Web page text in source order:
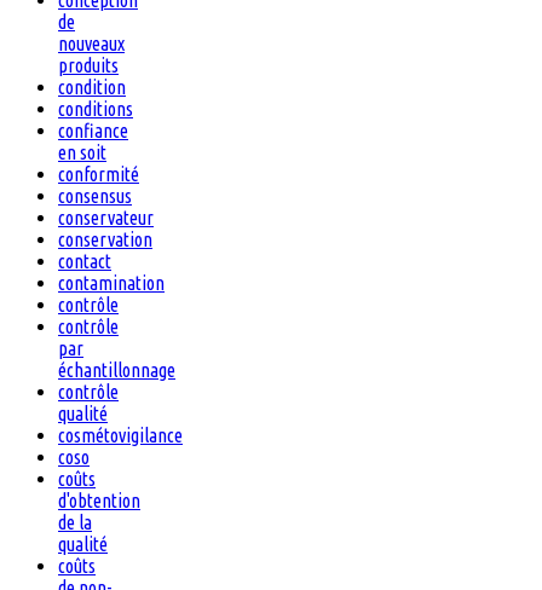
de
nouveaux
produits
condition
conditions
confiance
en soit
conformité
consensus
conservateur
conservation
contact
contamination
contrôle
contrôle
par
échantillonnage
contrôle
qualité
cosmétovigilance
coso
coûts
d'obtention
de la
qualité
coûts